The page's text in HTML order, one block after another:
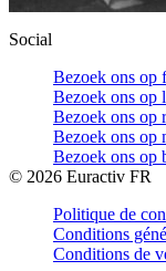
Social
Bezoek ons op
Bezoek ons op
Bezoek ons op
Bezoek ons op
Bezoek ons op
© 2026 Euractiv FR
Politique de
Conditions
Conditions de